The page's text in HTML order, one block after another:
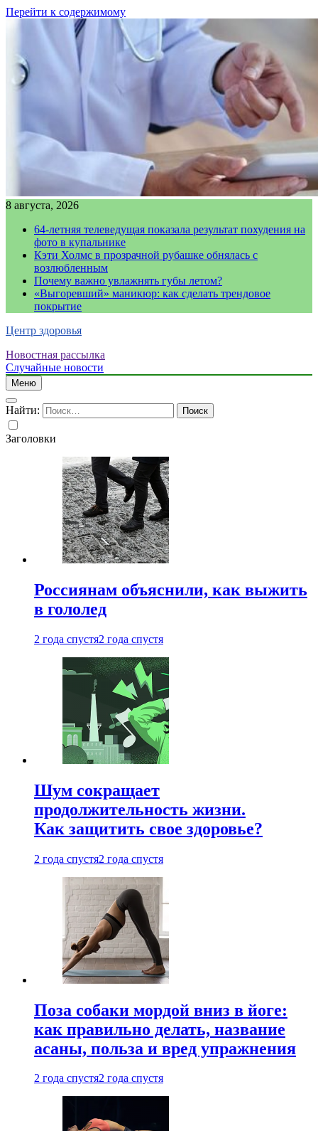
Перейти к содержимому
8 августа, 2026
64-летняя телеведущая показала результат похудения на
фото в купальнике
Кэти Холмс в прозрачной рубашке обнялась с
возлюбленным
Почему важно увлажнять губы летом?
«Выгоревший» маникюр: как сделать трендовое
покрытие
Центр здоровья
Новостная рассылка
Случайные новости
Меню
Найти:
Заголовки
Россиянам объяснили, как выжить
в гололед
2 года спустя2 года спустя
Шум сокращает
продолжительность жизни.
Как защитить свое здоровье?
2 года спустя2 года спустя
Поза собаки мордой вниз в йоге:
как правильно делать, название
асаны, польза и вред упражнения
2 года спустя2 года спустя